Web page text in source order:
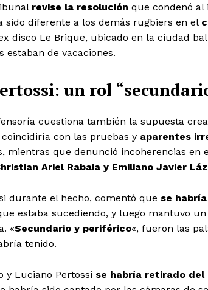
revise la resolución que condenó al
diferente a los demás rugbiers en el
disco Le Brique, ubicado en la ciudad
estaban de vacaciones.
un rol
cuestiona también la supuesta
con las pruebas y aparentes
mientras que denunció incoherencias en
Ariel Rabaia y Emiliano Javier
durante el hecho, comentó que se
estaba sucediendo, y luego mantuvo
«Secundario y periférico«, fueron las
tenido.
y Luciano Pertossi se habría retirado del